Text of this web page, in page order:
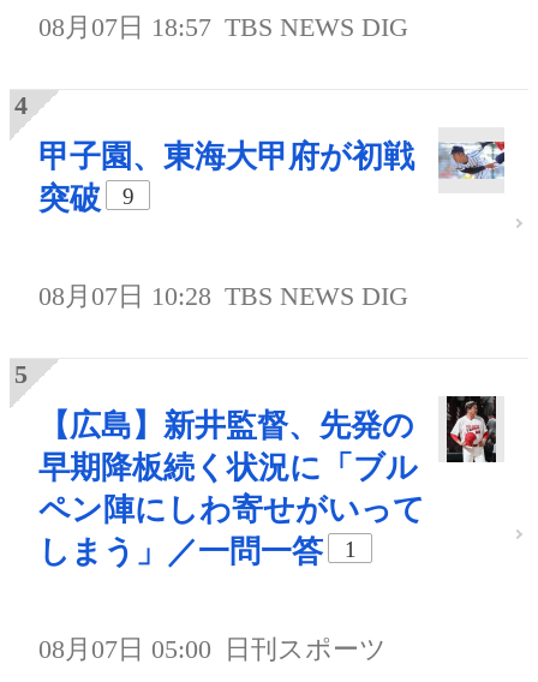
08月07日 18:57 TBS NEWS DIG
甲子園、東海大甲府が初戦
突破
9
08月07日 10:28 TBS NEWS DIG
【広島】新井監督、先発の
早期降板続く状況に「ブル
ペン陣にしわ寄せがいって
しまう」／一問一答
1
08月07日 05:00 日刊スポーツ